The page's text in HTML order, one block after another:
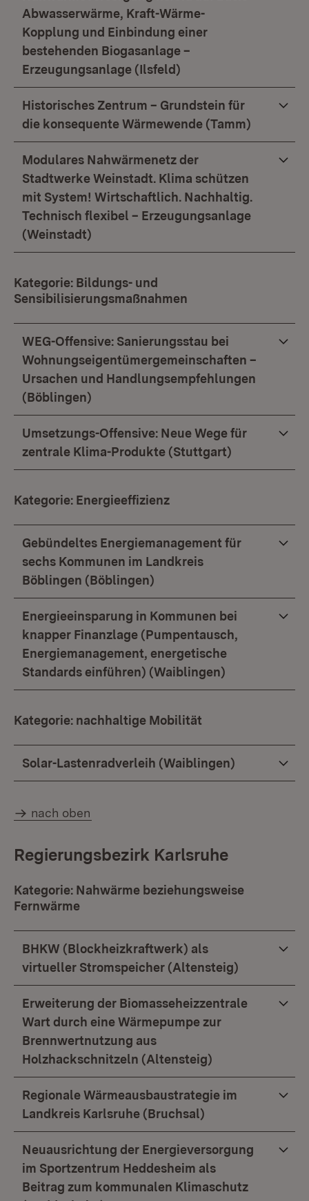
Abwasserwärme, Kraft-Wärme-
Kopplung und Einbindung einer
bestehenden Biogasanlage –
Erzeugungsanlage (Ilsfeld)
Historisches Zentrum – Grundstein für
die konsequente Wärmewende (Tamm)
Modulares Nahwärmenetz der
Stadtwerke Weinstadt. Klima schützen
mit System! Wirtschaftlich. Nachhaltig.
Technisch flexibel – Erzeugungsanlage
(Weinstadt)
Kategorie: Bildungs- und
Sensibilisierungsmaßnahmen
WEG-Offensive: Sanierungsstau bei
Wohnungseigentümergemeinschaften –
Ursachen und Handlungsempfehlungen
(Böblingen)
Umsetzungs-Offensive: Neue Wege für
zentrale Klima-Produkte (Stuttgart)
Kategorie: Energieeffizienz
Gebündeltes Energiemanagement für
sechs Kommunen im Landkreis
Böblingen (Böblingen)
Energieeinsparung in Kommunen bei
knapper Finanzlage (Pumpentausch,
Energiemanagement, energetische
Standards einführen) (Waiblingen)
Kategorie: nachhaltige Mobilität
Solar-Lastenradverleih (Waiblingen)
nach oben
Regierungsbezirk Karlsruhe
Kategorie: Nahwärme beziehungsweise
Fernwärme
BHKW (Blockheizkraftwerk) als
virtueller Stromspeicher (Altensteig)
Erweiterung der Biomasseheizzentrale
Wart durch eine Wärmepumpe zur
Brennwertnutzung aus
Holzhackschnitzeln (Altensteig)
Regionale Wärmeausbaustrategie im
Landkreis Karlsruhe (Bruchsal)
Neuausrichtung der Energieversorgung
im Sportzentrum Heddesheim als
Beitrag zum kommunalen Klimaschutz